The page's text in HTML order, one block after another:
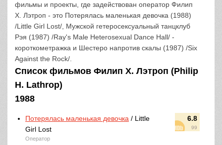
фильмы и проекты, где задействован оператор Филип
Х. Лэтроп - это Потерялась маленькая девочка (1988)
/Little Girl Lost/, Мужской гетеросексуальный танцклуб
Рэя (1987) /Ray's Male Heterosexual Dance Hall/ -
короткометражка и Шестеро напротив скалы (1987) /Six
Against the Rock/.
Список фильмов Филип Х. Лэтроп (Philip
H. Lathrop)
1988
6.8
99
Потерялась маленькая девочка / Little
Girl Lost
Оператор